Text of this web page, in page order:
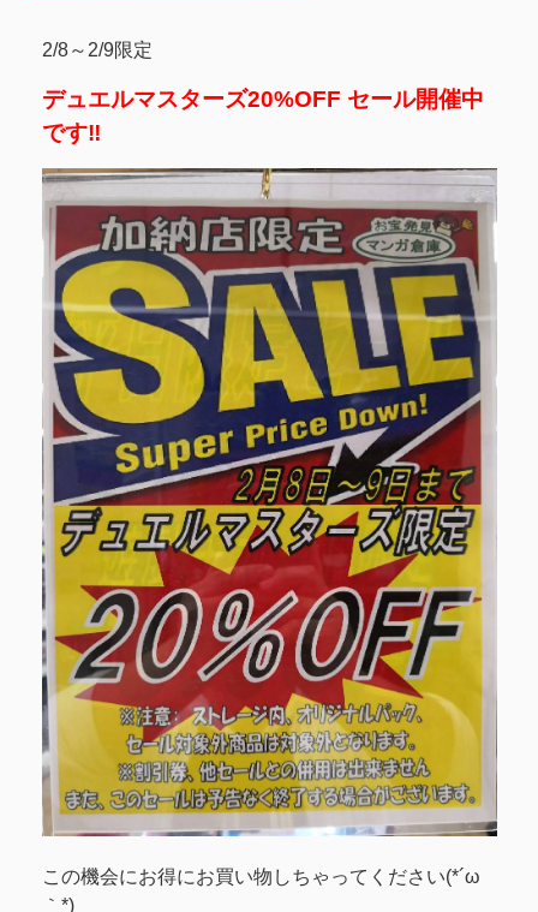
2/8～2/9限定
デュエルマスターズ20%OFF セール開催中
です‼
この機会にお得にお買い物しちゃってください(*´ω
｀*)